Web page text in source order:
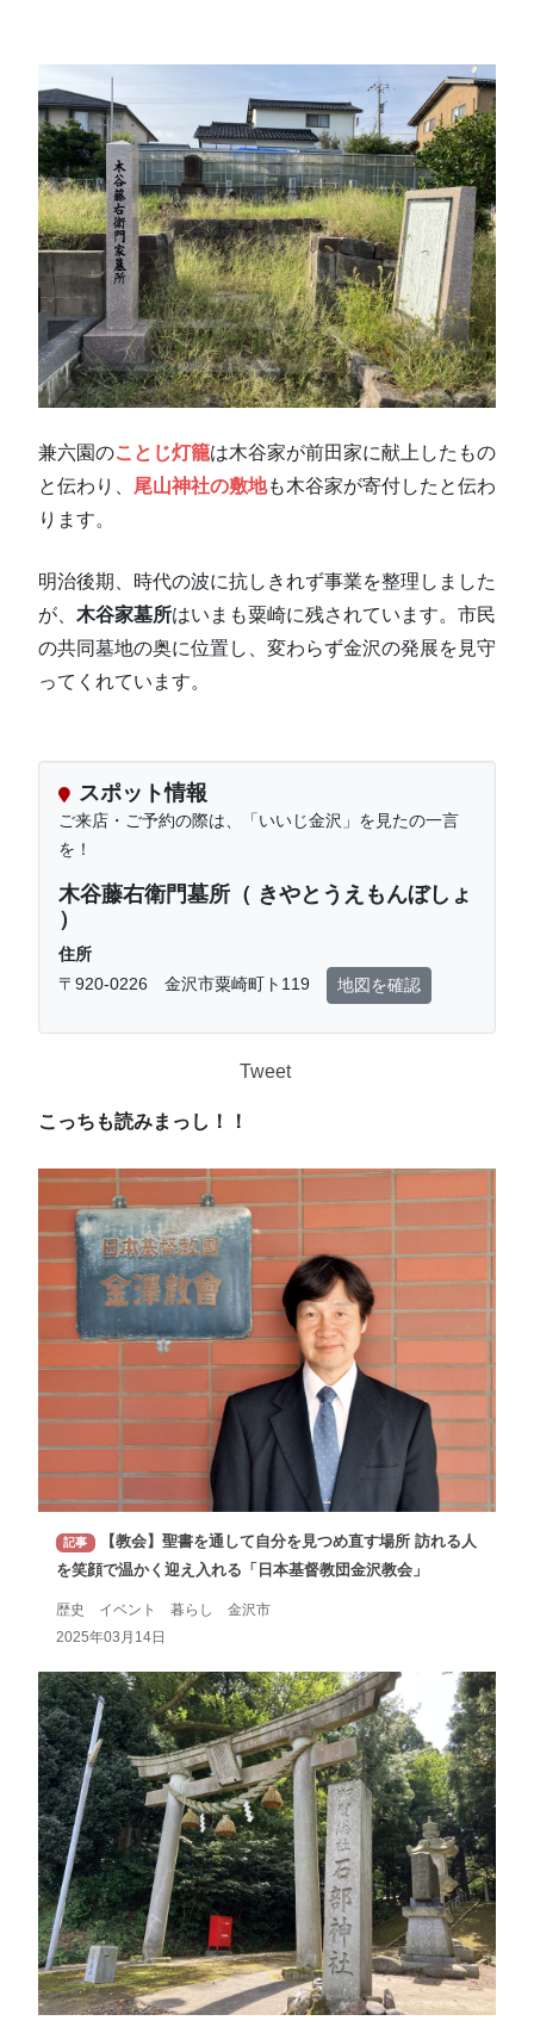
兼六園のことじ灯籠は木谷家が前田家に献上したもの
と伝わり、 尾山神社の敷地も木谷家が寄付したと伝わ
ります。
明治後期、時代の波に抗しきれず事業を整理しました
が、 木谷家墓所はいまも粟崎に残されています。市民
の共同墓地の奥に位置し、変わらず金沢の発展を見守
ってくれています。
スポット情報
ご来店・ご予約の際は、「いいじ金沢」を見たの一言
を！
木谷藤右衛門墓所（ きやとうえもんぼしょ
）
住所
〒920-0226 金沢市粟崎町ト119
地図を確認
Tweet
こっちも読みまっし！！
記事
【教会】聖書を通して自分を見つめ直す場所 訪れる人
を笑顔で温かく迎え入れる「日本基督教団金沢教会」
歴史 イベント 暮らし 金沢市
2025年03月14日